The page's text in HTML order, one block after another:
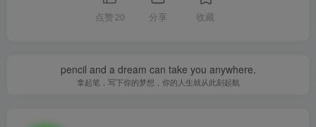
点赞 20 分享 收藏
pencil and a dream can take you anywhere.
拿起笔，写下你的梦想，你的人生就从此刻起航